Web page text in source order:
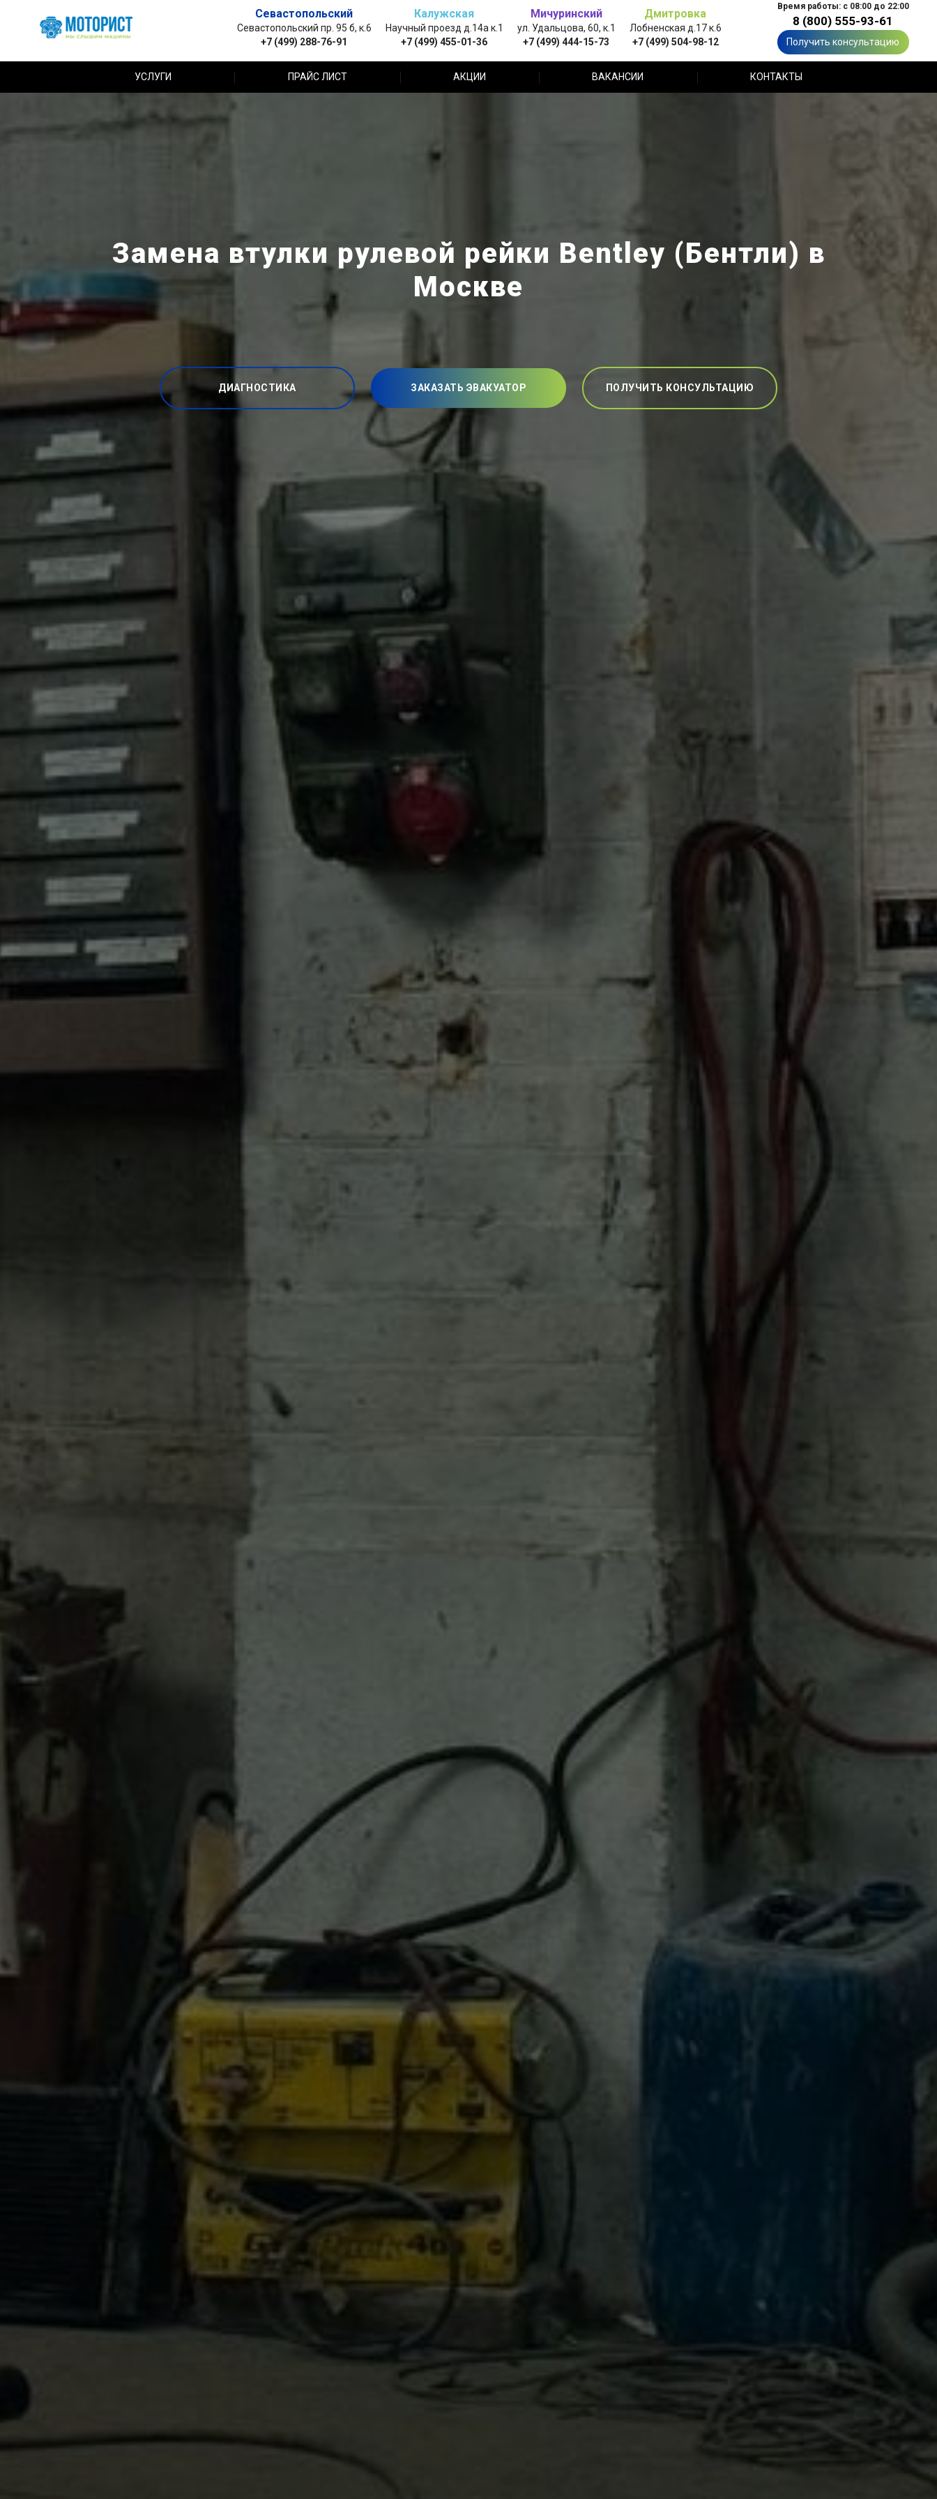
Севастопольский
Севастопольский пр. 95 б, к.6
+7 (499) 288-76-91
Калужская
Научный проезд д.14а к.1
+7 (499) 455-01-36
Мичуринский
ул. Удальцова, 60, к.1
+7 (499) 444-15-73
Дмитровка
Лобненская д.17 к.6
+7 (499) 504-98-12
Время работы: с 08:00 до 22:00
8 (800) 555-93-61
Получить консультацию
УСЛУГИ ПРАЙС ЛИСТ АКЦИИ ВАКАНСИИ КОНТАКТЫ
Замена втулки рулевой рейки Bentley (Бентли) в
Москве
ДИАГНОСТИКА ЗАКАЗАТЬ ЭВАКУАТОР ПОЛУЧИТЬ КОНСУЛЬТАЦИЮ